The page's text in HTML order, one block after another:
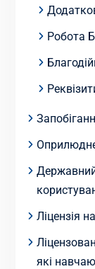
Робота
Ліцензія
які